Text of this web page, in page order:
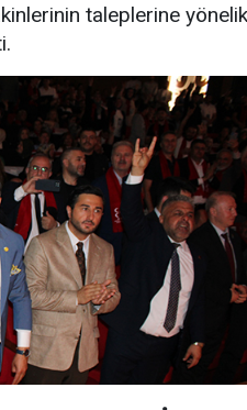
taleplerine yönelik